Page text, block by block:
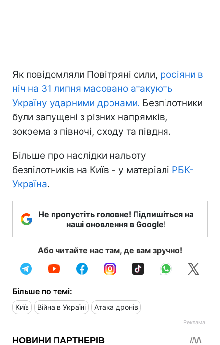
Як повідомляли Повітряні сили, росіяни в
ніч на 31 липня масовано атакують
Україну ударними дронами. Безпілотники
були запущені з різних напрямків,
зокрема з півночі, сходу та півдня.
Більше про наслідки нальоту
безпілотників на Київ - у матеріалі РБК-
Україна.
Не пропустіть головне! Підпишіться на
наші оновлення в Google!
Або читайте нас там, де вам зручно!
Більше по темі:
Київ Війна в Україні Атака дронів